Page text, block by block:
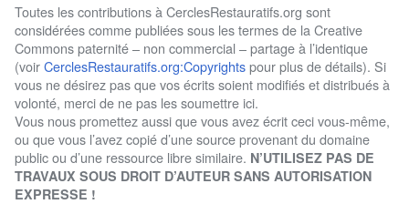
Toutes les contributions à CerclesRestauratifs.org sont
considérées comme publiées sous les termes de la Creative
Commons paternité – non commercial – partage à l’identique
(voirCerclesRestauratifs.org:Copyrightspour plus de détails). Si
vous ne désirez pas que vos écrits soient modifiés et distribués à
volonté, merci de ne pas les soumettre ici.
Vous nous promettez aussi que vous avez écrit ceci vous-même,
ou que vous l’avez copié d’une source provenant du domaine
public ou d’une ressource libre similaire. N’UTILISEZ PAS DE
TRAVAUX SOUS DROIT D’AUTEUR SANS AUTORISATION
EXPRESSE !